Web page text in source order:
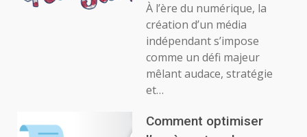
À l’ère du numérique, la
création d’un média
indépendant s’impose
comme un défi majeur
mêlant audace, stratégie
et…
Comment optimiser